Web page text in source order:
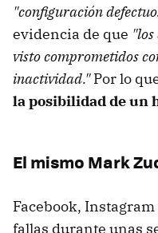
"configuración
evidencia de que
visto comprometidos
inactividad."Por lo
la posibilidad de un
El mismo Mark
Facebook,
fallas durante unas